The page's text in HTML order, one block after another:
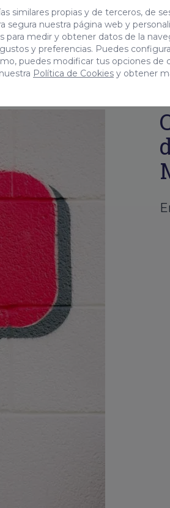
similares propias y de terceros, de
segura nuestra página web y
para medir y obtener datos de la
y preferencias. Puedes
puedes modificar tus opciones de
Política de Cookies y obtener